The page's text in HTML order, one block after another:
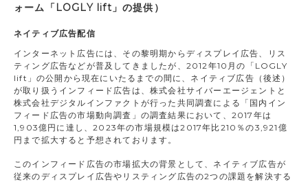
ォーム「LOGLY lift」の提供）
ネイティブ広告配信
インターネット広告には、その黎明期からディスプレイ広告、リス
ティング広告などが普及してきましたが、2012年10月の「LOGLY
lift」の公開から現在にいたるまでの間に、ネイティブ広告（後述）
が取り扱うインフィード広告は、株式会社サイバーエージェントと
株式会社デジタルインファクトが行った共同調査による「国内イン
フィード広告の市場動向調査」の調査結果において、2017年は
1,903億円に達し、2023年の市場規模は2017年比210％の3,921億
円まで拡大すると予想されております。
このインフィード広告の市場拡大の背景として、ネイティブ広告が
従来のディスプレイ広告やリスティング広告の2つの課題を解決する